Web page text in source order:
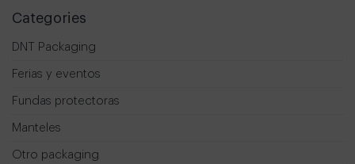
Categories
DNT Packaging
Ferias y eventos
Fundas protectoras
Manteles
Otro packaging